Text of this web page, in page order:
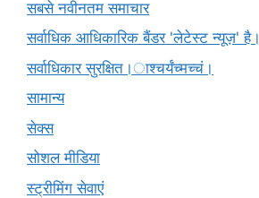
सबसे नवीनतम समाचार
सर्वाधिक आधिकारिक बैंडर 'लेटेस्ट न्यूज़' है।
सर्वाधिकार सुरक्षित।ाश्चर्यंच्मच्चं।
सामान्य
सेक्स
सोशल मीडिया
स्ट्रीमिंग सेवाएं